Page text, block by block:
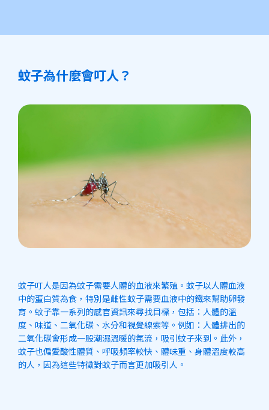
蚊子為什麼會叮人？
蚊子叮人是因為蚊子需要人體的血液來繁殖。蚊子以人體血液
中的蛋白質為食，特別是雌性蚊子需要血液中的鐵來幫助卵發
育。蚊子靠一系列的感官資訊來尋找目標，包括：人體的溫
度、味道、二氧化碳、水分和視覺線索等。例如：人體排出的
二氧化碳會形成一股潮濕溫暖的氣流，吸引蚊子來到。此外，
蚊子也偏愛酸性體質、呼吸頻率較快、體味重、身體溫度較高
的人，因為這些特徵對蚊子而言更加吸引人。